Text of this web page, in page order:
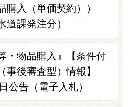
入（単価契約））
道課発注分）
・物品購入』【条件付
事後審査型）情報】
公告（電子入札）